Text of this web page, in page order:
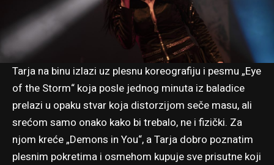
Tarja na binu izlazi uz plesnu koreografiju i pesmu „Eye
of the Storm“ koja posle jednog minuta iz baladice
prelazi u opaku stvar koja distorzijom seče masu, ali
srećom samo onako kako bi trebalo, ne i fizički. Za
njom kreće „Demons in You“, a Tarja dobro poznatim
plesnim pokretima i osmehom kupuje sve prisutne koji